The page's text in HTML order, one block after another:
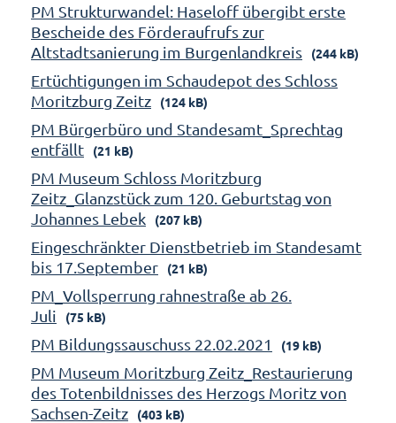
PM Strukturwandel: Haseloff übergibt erste
Bescheide des Förderaufrufs zur
Altstadtsanierung im Burgenlandkreis
(244 kB)
Ertüchtigungen im Schaudepot des Schloss
Moritzburg Zeitz
(124 kB)
PM Bürgerbüro und Standesamt_Sprechtag
entfällt
(21 kB)
PM Museum Schloss Moritzburg
Zeitz_Glanzstück zum 120. Geburtstag von
Johannes Lebek
(207 kB)
Eingeschränkter Dienstbetrieb im Standesamt
bis 17.September
(21 kB)
PM_Vollsperrung rahnestraße ab 26.
Juli
(75 kB)
PM Bildungssauschuss 22.02.2021 (19 kB)
PM Museum Moritzburg Zeitz_Restaurierung
des Totenbildnisses des Herzogs Moritz von
Sachsen-Zeitz
(403 kB)